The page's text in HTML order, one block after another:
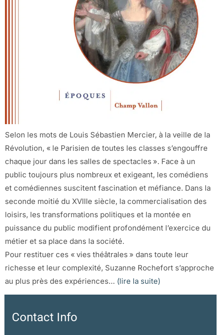
Selon les mots de Louis Sébastien Mercier, à la veille de la
Révolution, « le Parisien de toutes les classes s’engouffre
chaque jour dans les salles de spectacles ». Face à un
public toujours plus nombreux et exigeant, les comédiens
et comédiennes suscitent fascination et méfiance. Dans la
seconde moitié du XVIIIe siècle, la commercialisation des
loisirs, les transformations politiques et la montée en
puissance du public modifient profondément l’exercice du
métier et sa place dans la société.
Pour restituer ces « vies théâtrales » dans toute leur
richesse et leur complexité, Suzanne Rochefort s’approche
au plus près des expériences… (lire la suite)
Contact Info